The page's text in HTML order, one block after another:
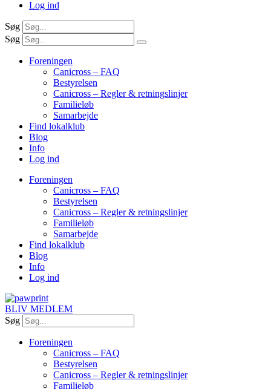
Log ind
Søg
Søg
Foreningen
Canicross – FAQ
Bestyrelsen
Canicross – Regler & retningslinjer
Familieløb
Samarbejde
Find lokalklub
Blog
Info
Log ind
Foreningen
Canicross – FAQ
Bestyrelsen
Canicross – Regler & retningslinjer
Familieløb
Samarbejde
Find lokalklub
Blog
Info
Log ind
BLIV MEDLEM
Søg
Foreningen
Canicross – FAQ
Bestyrelsen
Canicross – Regler & retningslinjer
Familieløb